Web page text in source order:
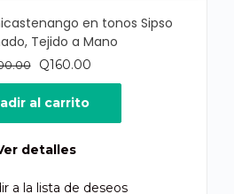
en tonos Sipso
Tejido a Mano
El
precio
original
era:
Q160.00El
precio
es:
al carrito
detalles
a la lista de deseos